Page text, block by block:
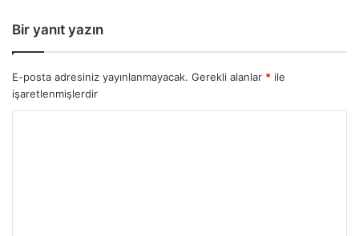
Bir yanıt yazın
E-posta adresiniz yayınlanmayacak. Gerekli alanlar * ile
işaretlenmişlerdir